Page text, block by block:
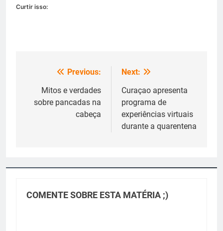
Curtir isso:
Navegação
Previous:
Mitos e verdades
sobre pancadas na
cabeça
Next:
Curaçao apresenta
programa de
experiências virtuais
durante a quarentena
COMENTE SOBRE ESTA MATÉRIA ;)